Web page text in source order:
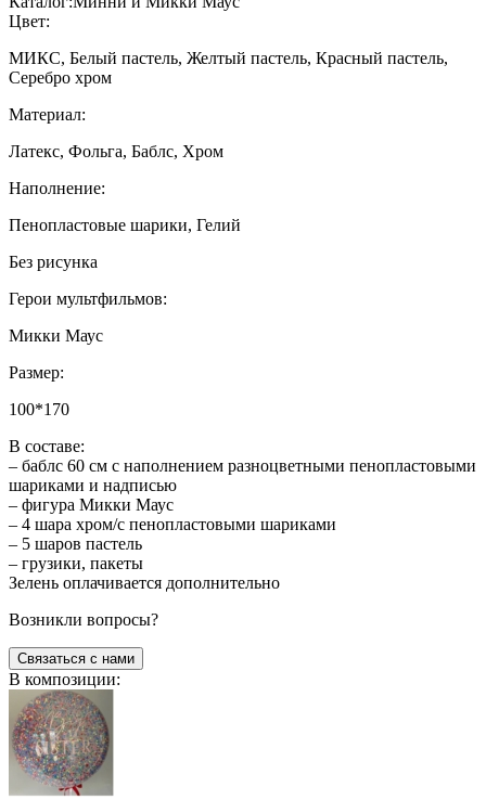
Цвет:
МИКС, Белый пастель, Желтый пастель, Красный пастель,
Серебро хром
Материал:
Латекс, Фольга, Баблс, Хром
Наполнение:
Пенопластовые шарики, Гелий
Без рисунка
Герои мультфильмов:
Микки Маус
Размер:
100*170
В составе:
– баблс 60 см с наполнением разноцветными пенопластовыми
шариками и надписью
– фигура Микки Маус
– 4 шара хром/с пенопластовыми шариками
– 5 шаров пастель
– грузики, пакеты
Зелень оплачивается дополнительно
Возникли вопросы?
Связаться с нами
В композиции: